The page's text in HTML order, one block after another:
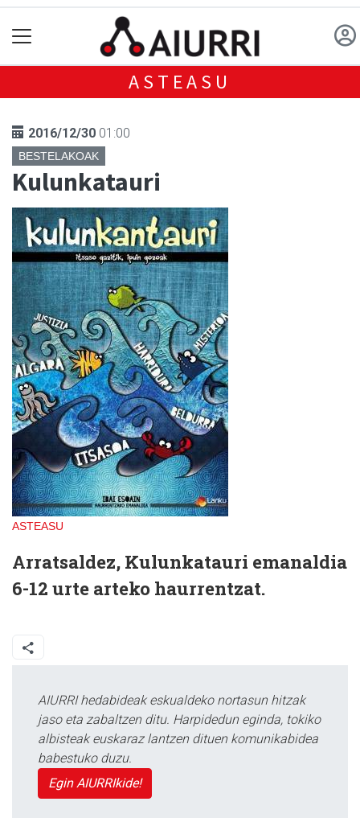
ASTEASU
2016/12/30 01:00
BESTELAKOAK
Kulunkatauri
ASTEASU
Arratsaldez, Kulunkatauri emanaldia
6-12 urte arteko haurrentzat.
AIURRI hedabideak eskualdeko nortasun hitzak
jaso eta zabaltzen ditu. Harpidedun eginda, tokiko
albisteak euskaraz lantzen dituen komunikabidea
babestuko duzu.
Egin AIURRIkide!